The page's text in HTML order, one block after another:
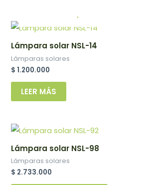
.
Lámpara solar NSL-14
Lámparas solares
$ 1.200.000
LEER MÁS
Lámpara solar NSL-98
Lámparas solares
$ 2.733.000